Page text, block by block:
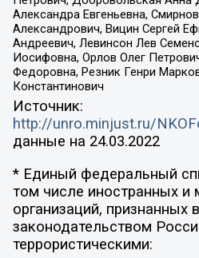
Александра Евгеньевна,
Александрович, Вицин Сергей
Андреевич, Левинсон Лев
Иосифовна, Орлов Олег
Федоровна, Резник Генри
Константинович
Источник:
http://unro.minjust.ru/
данные на 24.03.2022
* Единый федеральный
том числе иностранных
организаций, признанных
законодательством
террористическими: